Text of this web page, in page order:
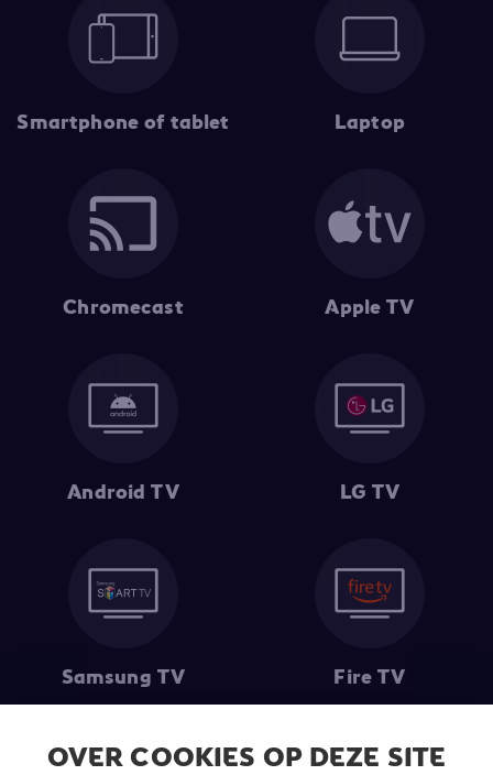
OVER COOKIES OP DEZE SITE
Smartphone of tablet Laptop
Chromecast Apple TV
Android TV LG TV
Samsung TV Fire TV